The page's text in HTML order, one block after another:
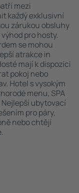
mezi
každý exklusivní
zárukou obsluhy
pro hosty.
se mohou
atrakce in
mají k dispozici
pokoj nebo
Hotel s vysokým
menu, SPA
ubytovací
pro páry,
nebo chtějí